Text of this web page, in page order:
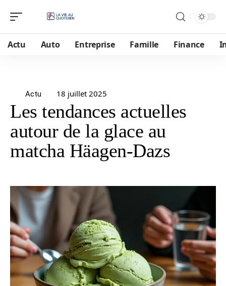
Actu Auto Entreprise Famille Finance
Actu 18 juillet 2025
Les tendances actuelles
autour de la glace au
matcha Häagen-Dazs